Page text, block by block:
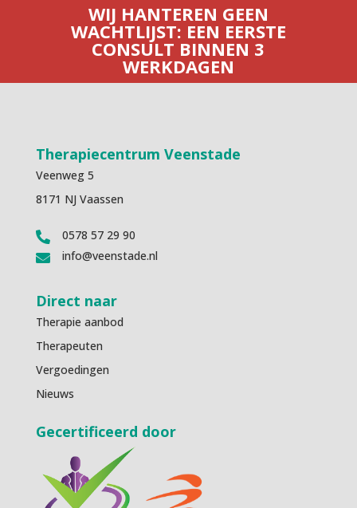
WIJ HANTEREN GEEN
WACHTLIJST: EEN EERSTE
CONSULT BINNEN 3
WERKDAGEN
Therapiecentrum Veenstade
Veenweg 5
8171 NJ Vaassen
 0578 57 29 90
 info@veenstade.nl
Direct naar
Therapie aanbod
Therapeuten
Vergoedingen
Nieuws
Gecertificeerd door